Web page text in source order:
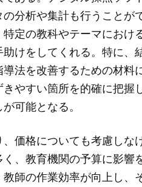
分析や集計も行うことが
定の教科やテーマにおけ
けをしてくれる。特に、
法を改善するための材料
やすい箇所を的確に把握
可能となる。
価格についても考慮しな
、教育機関の予算に影響
師の作業効率が向上し、